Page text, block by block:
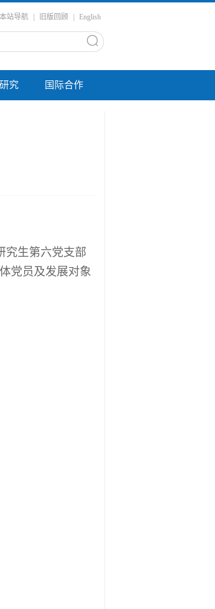
本站导航 旧版回顾 English
究 国际合作
究生第六党支部
党员及发展对象